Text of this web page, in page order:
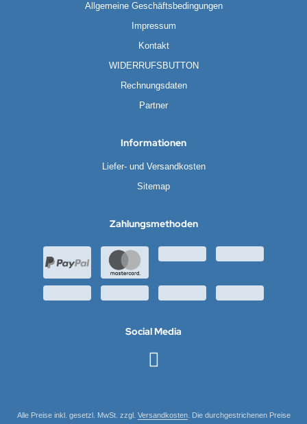
Allgemeine Geschäftsbedingungen
Impressum
Kontakt
WIDERRUFSBUTTON
Rechnungsdaten
Partner
Informationen
Liefer- und Versandkosten
Sitemap
Zahlungsmethoden
Social Media
Alle Preise inkl. gesetzl. MwSt. zzgl. Versandkosten. Die durchgestrichenen Preise